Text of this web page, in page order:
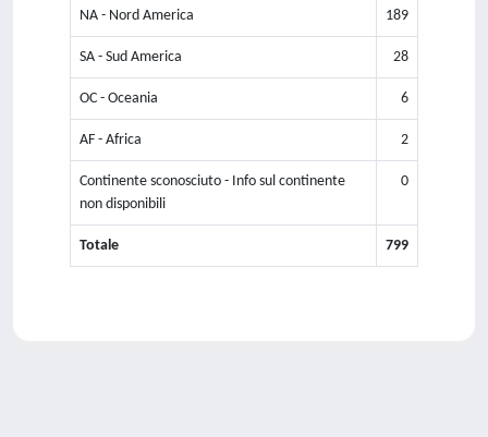
NA - Nord America 189
SA - Sud America 28
OC - Oceania 6
AF - Africa 2
Continente sconosciuto - Info sul continente
non disponibili
0
Totale 799